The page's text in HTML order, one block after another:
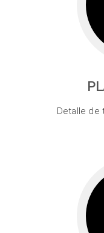
Detalle de